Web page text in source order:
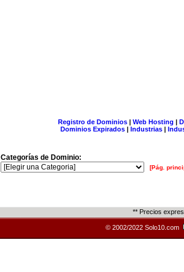
Registro de Dominios| Web Hosting |
Dominios Expirados | Industrias |
Categorías de Dominio:
[Pág.
** Precios
© 2002/2022 Solo10.com